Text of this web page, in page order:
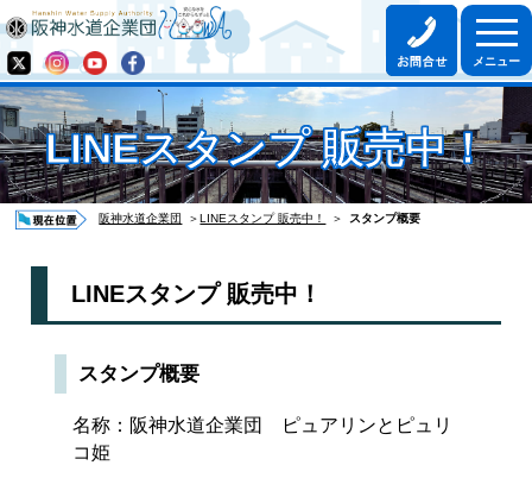
LINEスタンプ 販売中！
阪神水道企業団 ＞ LINEスタンプ 販売中！ ＞ スタンプ概要
LINEスタンプ 販売中！
スタンプ概要
名称：阪神水道企業団 ピュアリンとピュリ
コ姫